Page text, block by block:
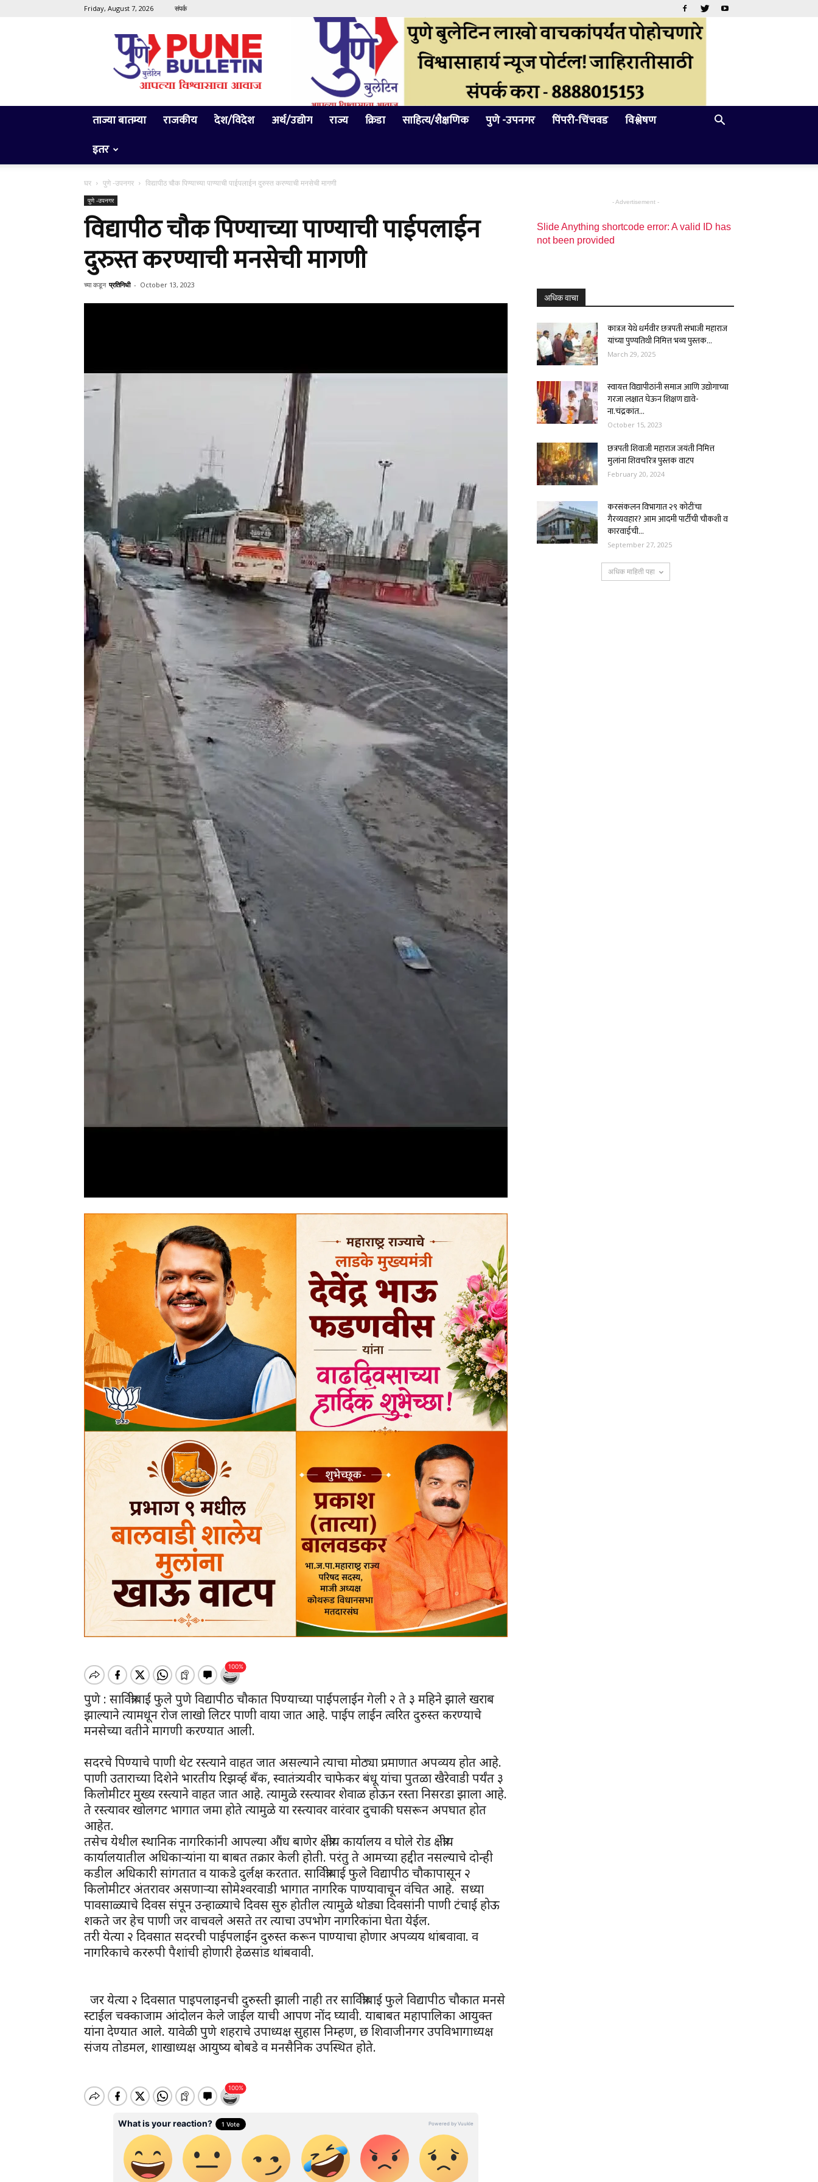
Friday, August 7, 2026 संपर्क
Pune
Bulletin
ताज्या बातम्या राजकीय देश/विदेश अर्थ/उद्योग राज्य क्रिडा साहित्य/शैक्षणिक पुणे -उपनगर पिंपरी-चिंचवड
विश्लेषण
इतर
घर पुणे -उपनगर विद्यापीठ चौक पिण्याच्या पाण्याची पाईपलाईन दुरुस्त करण्याची मनसेची मागणी
पुणे -उपनगर
विद्यापीठ चौक पिण्याच्या पाण्याची पाईपलाईन
दुरुस्त करण्याची मनसेची मागणी
च्या कडून प्रतिनिधी - October 13, 2023
पुणे : सावित्रीबाई फुले पुणे विद्यापीठ चौकात पिण्याच्या पाईपलाईन गेली २ ते ३ महिने झाले खराब
झाल्याने त्यामधून रोज लाखो लिटर पाणी वाया जात आहे. पाईप लाईन त्वरित दुरुस्त करण्याचे
मनसेच्या वतीने मागणी करण्यात आली.
सदरचे पिण्याचे पाणी थेट रस्त्याने वाहत जात असल्याने त्याचा मोठ्या प्रमाणात अपव्यय होत आहे.
पाणी उताराच्या दिशेने भारतीय रिझर्व्ह बँक, स्वातंत्र्यवीर चाफेकर बंधू यांचा पुतळा खैरेवाडी पर्यंत ३
किलोमीटर मुख्य रस्त्याने वाहत जात आहे. त्यामुळे रस्त्यावर शेवाळ होऊन रस्ता निसरडा झाला आहे.
ते रस्त्यावर खोलगट भागात जमा होते त्यामुळे या रस्त्यावर वारंवार दुचाकी घसरून अपघात होत
आहेत.
तसेच येथील स्थानिक नागरिकांनी आपल्या औंध बाणेर क्षेत्रीय कार्यालय व घोले रोड क्षेत्रीय
कार्यालयातील अधिकाऱ्यांना या बाबत तक्रार केली होती. परंतु ते आमच्या हद्दीत नसल्याचे दोन्ही
कडील अधिकारी सांगतात व याकडे दुर्लक्ष करतात. सावित्रीबाई फुले विद्यापीठ चौकापासून २
किलोमीटर अंतरावर असणाऱ्या सोमेश्वरवाडी भागात नागरिक पाण्यावाचून वंचित आहे. सध्या
पावसाळ्याचे दिवस संपून उन्हाळ्याचे दिवस सुरु होतील त्यामुळे थोड्या दिवसांनी पाणी टंचाई होऊ
शकते जर हेच पाणी जर वाचवले असते तर त्याचा उपभोग नागरिकांना घेता येईल.
तरी येत्या २ दिवसात सदरची पाईपलाईन दुरुस्त करून पाण्याचा होणार अपव्यय थांबवावा. व
नागरिकाचे कररुपी पैशांची होणारी हेळसांड थांबवावी.
जर येत्या २ दिवसात पाइपलाइनची दुरुस्ती झाली नाही तर सावित्रीबाई फुले विद्यापीठ चौकात मनसे
स्टाईल चक्काजाम आंदोलन केले जाईल याची आपण नोंद घ्यावी. याबाबत महापालिका आयुक्त
यांना देण्यात आले. यावेळी पुणे शहराचे उपाध्यक्ष सुहास निम्हण, छ शिवाजीनगर उपविभागाध्यक्ष
संजय तोडमल, शाखाध्यक्ष आयुष्य बोबडे व मनसैनिक उपस्थित होते.
- Advertisement -
Slide Anything shortcode error: A valid ID has
not been provided
अधिक वाचा
कात्रज येथे धर्मवीर छत्रपती संभाजी महाराज
यांच्या पुण्यतिथी निमित्त भव्य पुस्तक...
March 29, 2025
स्वायत्त विद्यापीठांनी समाज आणि उद्योगाच्या
गरजा लक्षात घेऊन शिक्षण द्यावे-
ना.चंद्रकांत...
October 15, 2023
छत्रपती शिवाजी महाराज जयंती निमित्त
मुलांना शिवचरित्र पुस्तक वाटप
February 20, 2024
करसंकलन विभागात २९ कोटींचा
गैरव्यवहार? आम आदमी पार्टीची चौकशी व
कारवाईची...
September 27, 2025
अधिक माहिती पहा